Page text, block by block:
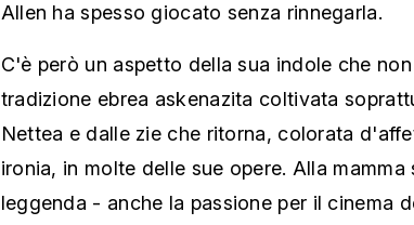
Allen ha spesso giocato senza rinnegarla.
C'è però un aspetto della sua indole che
tradizione ebrea askenazita coltivata
Nettea e dalle zie che ritorna, colorata
ironia, in molte delle sue opere. Alla mamma
leggenda - anche la passione per il cinema